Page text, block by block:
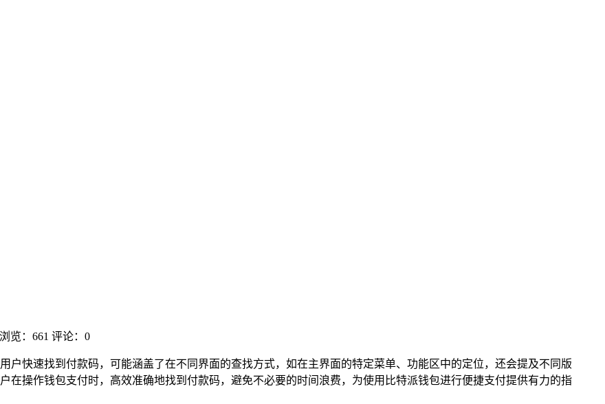
浏览：661 评论：0
户快速找到付款码，可能涵盖了在不同界面的查找方式，如在主界面的特定菜单、功能区中的定位，还会提及不同版
在操作钱包支付时，高效准确地找到付款码，避免不必要的时间浪费，为使用比特派钱包进行便捷支付提供有力的指